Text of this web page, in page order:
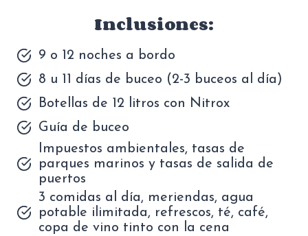
Inclusiones:
9 o 12 noches a bordo
8 u 11 días de buceo (2-3 buceos al día)
Botellas de 12 litros con Nitrox
Guía de buceo
Impuestos ambientales, tasas de
parques marinos y tasas de salida de
puertos
3 comidas al día, meriendas, agua
potable ilimitada, refrescos, té, café,
copa de vino tinto con la cena